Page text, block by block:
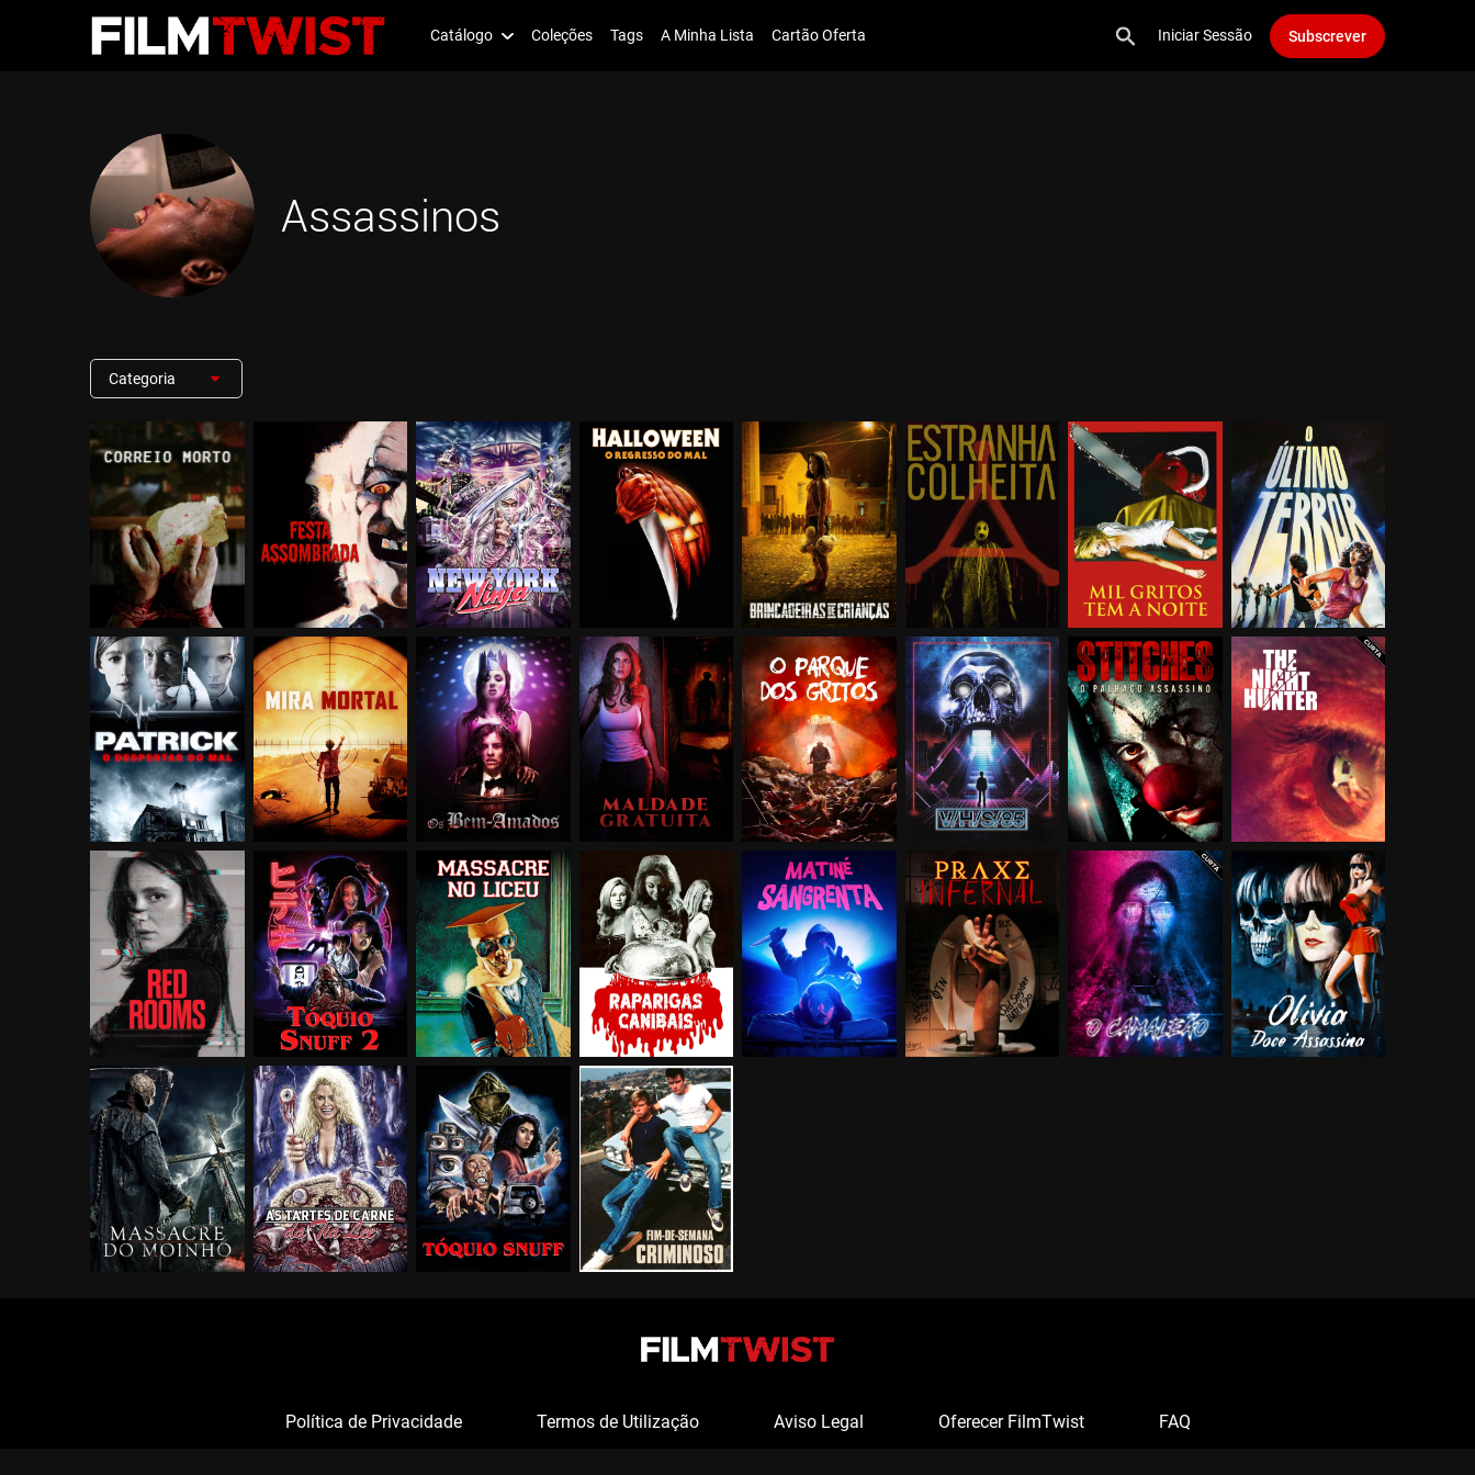
Catálogo Coleções Tags A Minha Lista Cartão Oferta Iniciar Sessão Subscrever
Assassinos
Categoria
Política de Privacidade Termos de Utilização Aviso Legal Oferecer FilmTwist FAQ